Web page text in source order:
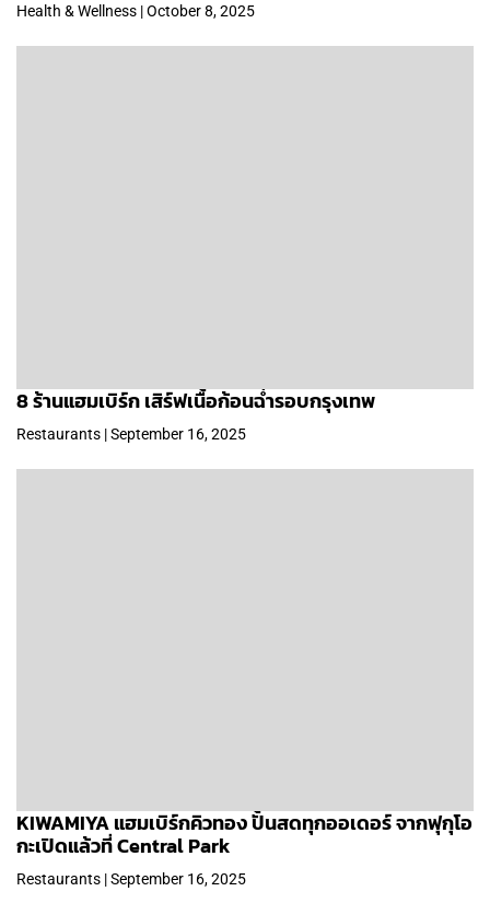
Health & Wellness | October 8, 2025
8 ร้านแฮมเบิร์ก เสิร์ฟเนื้อก้อนฉ่ำรอบกรุงเทพ
Restaurants | September 16, 2025
KIWAMIYA แฮมเบิร์กคิวทอง ปั้นสดทุกออเดอร์ จากฟุกุโอ
กะเปิดแล้วที่ Central Park
Restaurants | September 16, 2025